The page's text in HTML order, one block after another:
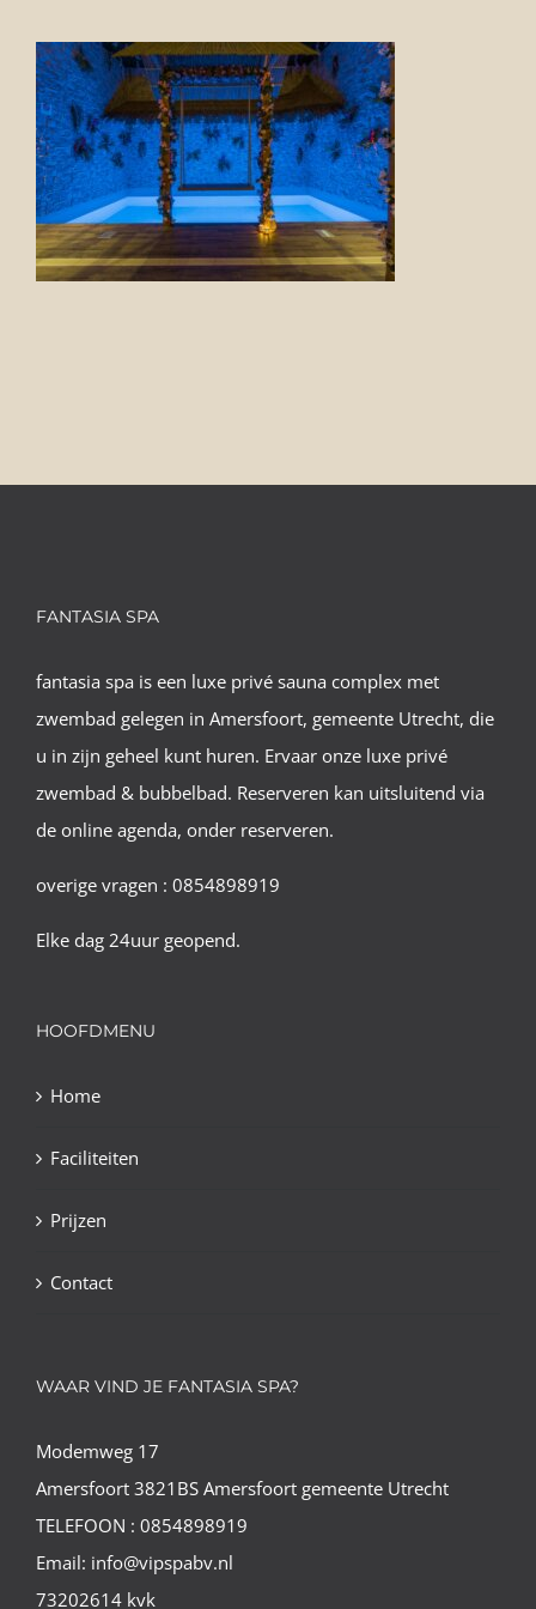
FOTO’S
INFO
OPENINGSTIJDEN
GIFTCARD
FANTASIA SPA
fantasia spa is een luxe privé sauna complex met
zwembad gelegen in Amersfoort, gemeente Utrecht, die
u in zijn geheel kunt huren. Ervaar onze luxe privé
zwembad & bubbelbad. Reserveren kan uitsluitend via
de online agenda, onder reserveren.
overige vragen : 0854898919
Elke dag 24uur geopend.
HOOFDMENU
Home
Faciliteiten
Prijzen
Contact
WAAR VIND JE FANTASIA SPA?
Modemweg 17
Amersfoort 3821BS Amersfoort gemeente Utrecht
TELEFOON : 0854898919
Email: info@vipspabv.nl
73202614 kvk